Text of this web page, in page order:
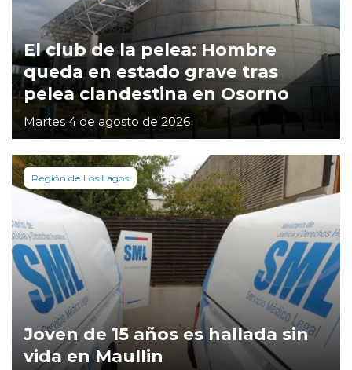
El club de la pelea: Hombre
queda en estado grave tras
pelea clandestina en Osorno
Martes 4 de agosto de 2026
Región de Los Lagos
Joven de 15 años es hallada sin
vida en Maullin